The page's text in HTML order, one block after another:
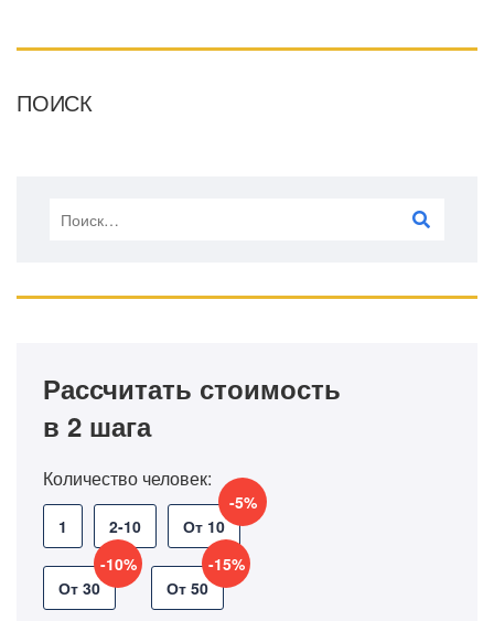
ПОИСК
Рассчитать стоимость
в 2 шага
Количество человек:
1 2-10 От 10
-5%
От 30
-10%
От 50
-15%